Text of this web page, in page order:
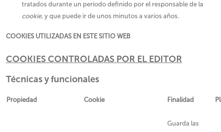
tratados durante un período definido por el responsable de la
cookie, y que puede ir de unos minutos a varios años.
COOKIES UTILIZADAS EN ESTE SITIO WEB
COOKIES CONTROLADAS POR EL EDITOR
Técnicas y funcionales
Propiedad Cookie Finalidad
Guarda las